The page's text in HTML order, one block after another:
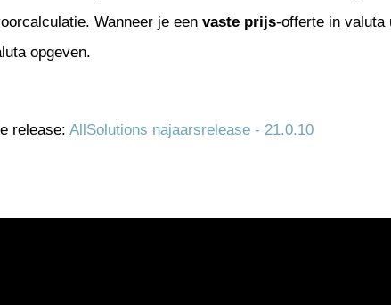
Wanneer je eenvaste prijs-offerte in valuta
opgeven.
release:AllSolutions najaarsrelease - 21.0.10